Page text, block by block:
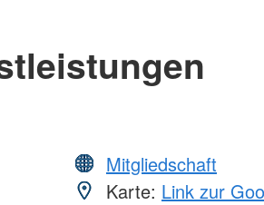
Mitgliedschaft
Karte: Link zur